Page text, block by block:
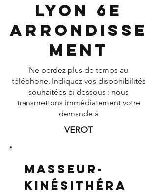
Lyon 6e
Arrondisse
ment
Ne perdez plus de temps au
téléphone. Indiquez vos disponibilités
souhaitées ci-dessous : nous
transmettons immédiatement votre
demande à
VEROT
Masseur-
Kinésithéra